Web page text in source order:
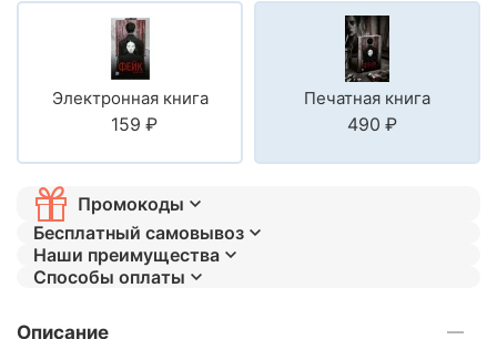
Электронная книга
‍159‍ ₽
Печатная книга
‍490‍ ₽
Промокоды
Бесплатный самовывоз
Наши преимущества
Способы оплаты
Описание